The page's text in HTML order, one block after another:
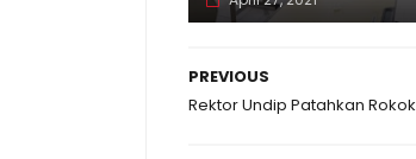
PREVIOUS
Rektor Undip Patahkan Rokok